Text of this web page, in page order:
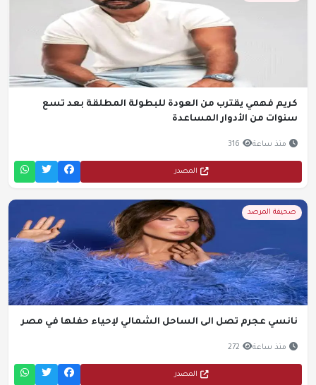
فهمي يقترب من العودة للبطولة المطلقة بعد تسع
من الأدوار المساعدة
منذ ساعة 316
المصدر
صحيفة المرصد
عجرم تصل الى الساحل الشمالي لإحياء حفلها في مصر
منذ ساعة 272
المصدر